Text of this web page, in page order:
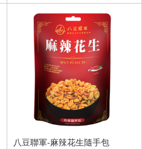
八豆聯軍-麻辣花生隨手包